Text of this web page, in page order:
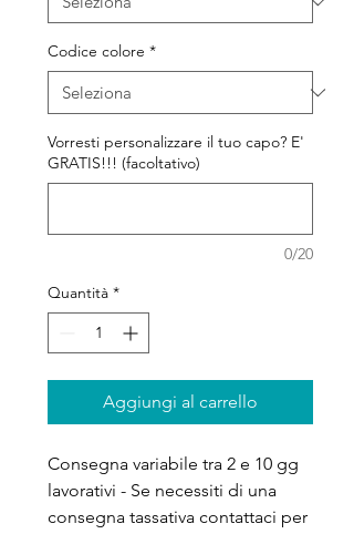
Codice colore *
Vorresti personalizzare il tuo capo? E'
GRATIS!!! (facoltativo)
0/20
Quantità *
Aggiungi al carrello
Consegna variabile tra 2 e 10 gg
lavorativi - Se necessiti di una
consegna tassativa contattaci per